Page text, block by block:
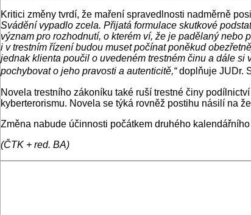
Kritici změny tvrdí, že maření spravedlnosti nadměrně
Svádění vypadlo zcela. Přijatá formulace skutkové
význam pro rozhodnutí, o kterém ví, že je padělaný
i v trestním řízení budou muset počínat poněkud
jednak klienta poučil o uvedeném trestném činu a dále
pochybovat o jeho pravosti a autenticitě,“doplňuje JUDr.
Novela trestního zákoníku také ruší trestné činy
kyberterorismu. Novela se týká rovněž postihu násilí na
Změna nabude účinnosti počátkem druhého
(ČTK + red. BA)